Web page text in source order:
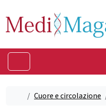
Home
Cuore e circolazione